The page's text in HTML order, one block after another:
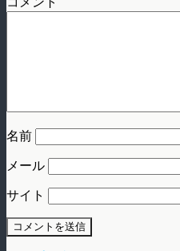
名前
メール
サイト